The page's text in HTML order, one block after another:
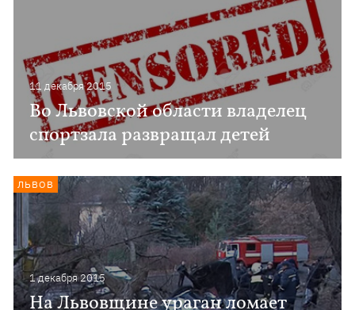
11 декабря 2015
Во Львовской области владелец
спортзала развращал детей
1 декабря 2015
На Львовщине ураган ломает
ЛЬВОВ